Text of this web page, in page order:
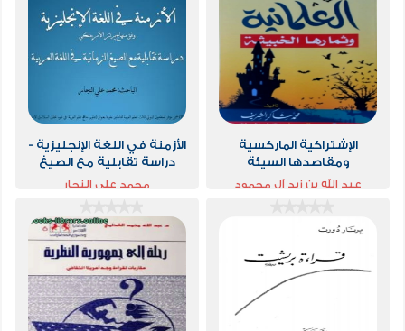
الإشتراكية الماركسية
ومقاصدها السيئة
عبد الله بن زيد آل محمود
الأزمنة في اللغة الإنجليزية -
دراسة تقابلية مع الصيغ
الزمانية في اللغة العربية
محمد علي النجار